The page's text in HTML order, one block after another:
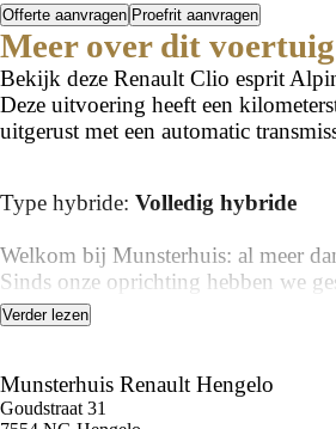
Offerte aanvragen Proefrit aanvragen
Meer over dit voertuig
Bekijk deze Renault Clio esprit
Deze uitvoering heeft een
uitgerust met een automatic
Type hybride: Volledig hybride
Welkom bij Munsterhuis: al meer
Sinds onze oprichting hebben we
leveren van topkwaliteit,
unieke ervaring aan elke klant die
zeker de perfecte auto vinden die
verwachtingen.
Verder lezen
Munsterhuis Renault Hengelo
Goudstraat 31